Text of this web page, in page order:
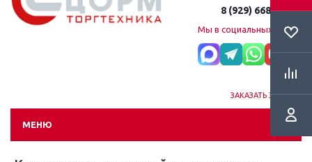
8 (929) 668-95-35
Мы в социальных сетях:
ЗАКАЗАТЬ ЗВОНОК
МЕНЮ